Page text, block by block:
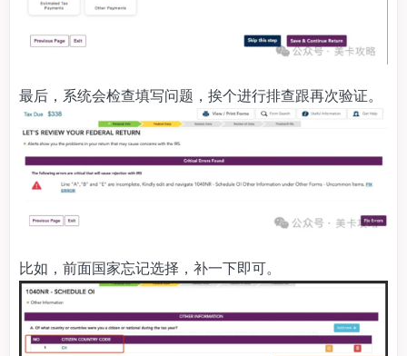
最后，系统会检查填写问题，挨个进行排查跟再次验证。
比如，前面国家忘记选择，补一下即可。